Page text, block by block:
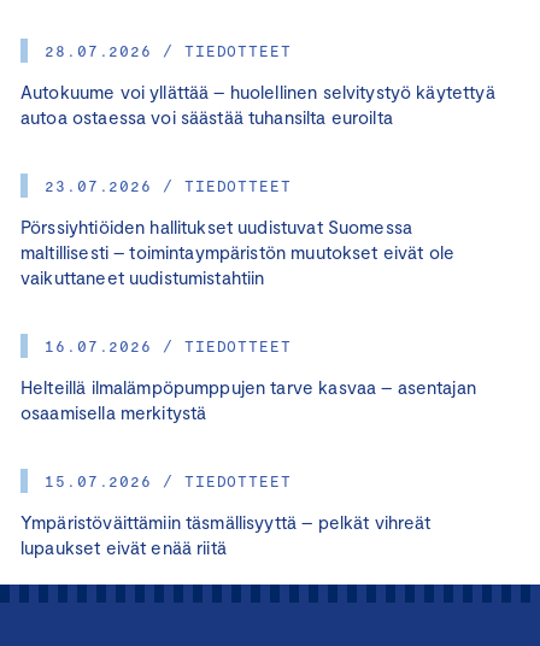
28.07.2026 / TIEDOTTEET
Autokuume voi yllättää – huolellinen selvitystyö käytettyä
autoa ostaessa voi säästää tuhansilta euroilta
23.07.2026 / TIEDOTTEET
Pörssiyhtiöiden hallitukset uudistuvat Suomessa
maltillisesti – toimintaympäristön muutokset eivät ole
vaikuttaneet uudistumistahtiin
16.07.2026 / TIEDOTTEET
Helteillä ilmalämpöpumppujen tarve kasvaa – asentajan
osaamisella merkitystä
15.07.2026 / TIEDOTTEET
Ympäristöväittämiin täsmällisyyttä – pelkät vihreät
lupaukset eivät enää riitä